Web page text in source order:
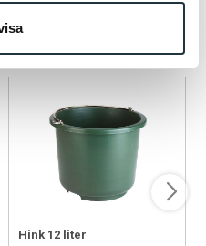
Hink 12 liter